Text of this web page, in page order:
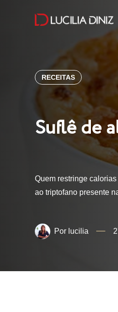
RECEITAS
Suflê de
Quem restringe
ao triptofano presente
lucilia